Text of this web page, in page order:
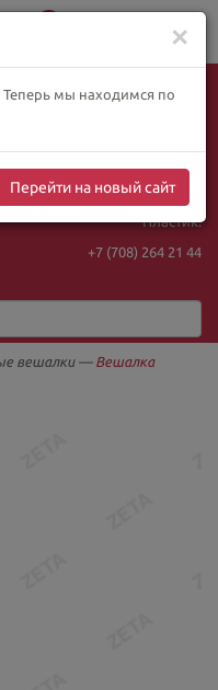
Меню
+ видеотрансляции:
Интернет-магазин:
+7 (708) 925 56
Пластик:
+7 (708) 264 21 44
вешалки— Вешалка
✕
Теперь мы находимся по
Перейти на новый сайт